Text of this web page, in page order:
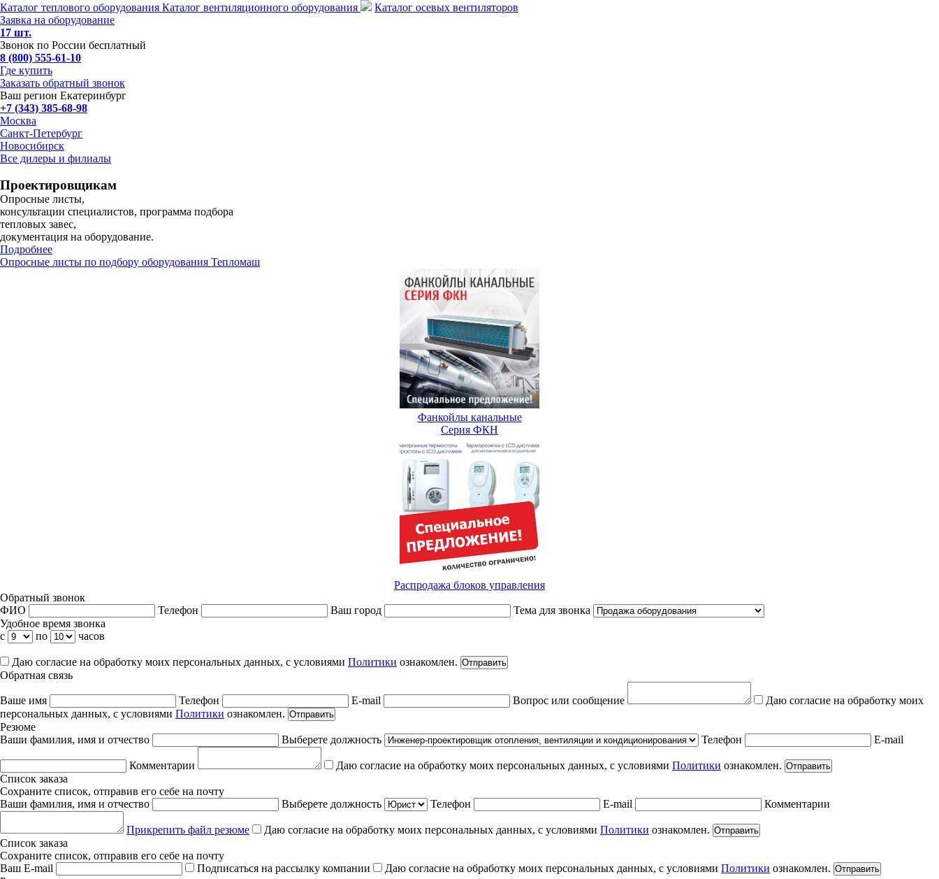
Каталог теплового оборудования Каталог вентиляционного оборудования
Каталог осевых вентиляторов
Заявка на оборудование
17 шт.
Звонок по России бесплатный
8 (800) 555-61-10
Где купить
Заказать обратный звонок
Ваш регион Екатеринбург
+7 (343) 385-68-98
Москва
Санкт-Петербург
Новосибирск
Все дилеры и филиалы
Проектировщикам
Опросные листы,
консультации специалистов, программа подбора
тепловых завес,
документация на оборудование.
Подробнее
Опросные листы по подбору оборудования Тепломаш
Фанкойлы канальные
Серия ФКН
Распродажа блоков управления
Обратный звонок
ФИО
Телефон Ваш город
Тема для звонка
Удобное время звонка
с
по часов
Даю согласие на обработку моих персональных данных, с условиями Политики ознакомлен. Отправить
Обратная связь
Ваше имя Телефон E-mail Вопрос или сообщение
Даю согласие на обработку моих
персональных данных, с условиями Политики ознакомлен. Отправить
Резюме
Ваши фамилия, имя и отчество
Выберете должность Телефон E-mail
Комментарии Даю согласие на обработку моих персональных данных, с условиями Политики ознакомлен. Отправить
Список заказа
Сохраните список, отправив его себе на почту
Ваши фамилия, имя и отчество
Выберете должность Телефон E-mail Комментарии
Прикрепить файл резюме Даю согласие на обработку моих персональных данных, с условиями Политики ознакомлен. Отправить
Список заказа
Сохраните список, отправив его себе на почту
Ваш E-mail
Подписаться на рассылку компании Даю согласие на обработку моих персональных данных, с условиями Политики ознакомлен. Отправить